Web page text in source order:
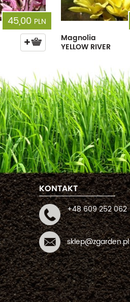
45,00 PLN
Magnolia
YELLOW RIVER
KONTAKT
+48 609 252 062
sklep@zgarden.pl